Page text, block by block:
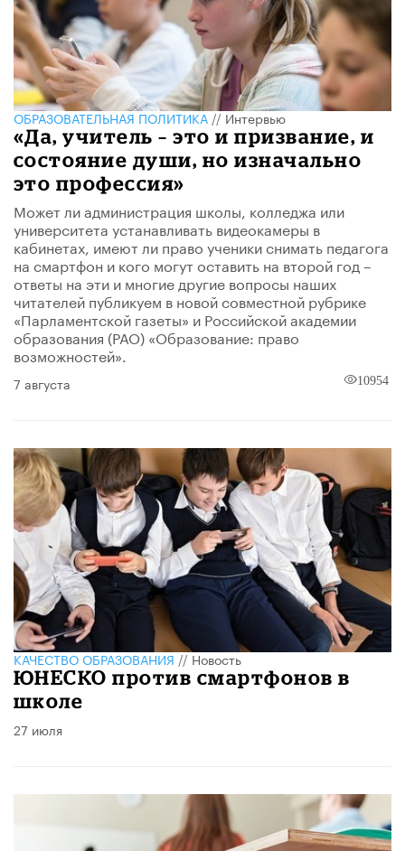
ОБРАЗОВАТЕЛЬНАЯ ПОЛИТИКА//Интервью
«Да, учитель – это и призвание, и
состояние души, но изначально
это профессия»
Может ли администрация школы, колледжа или
университета устанавливать видеокамеры в
кабинетах, имеют ли право ученики снимать педагога
на смартфон и кого могут оставить на второй год –
ответы на эти и многие другие вопросы наших
читателей публикуем в новой совместной рубрике
«Парламентской газеты» и Российской академии
образования (РАО) «Образование: право
возможностей».
7 августа 10954
КАЧЕСТВО ОБРАЗОВАНИЯ//Новость
ЮНЕСКО против смартфонов в
школе
27 июля